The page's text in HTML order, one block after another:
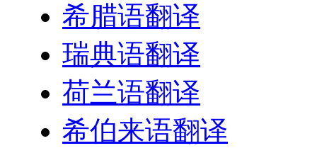
希腊语翻译
瑞典语翻译
荷兰语翻译
希伯来语翻译